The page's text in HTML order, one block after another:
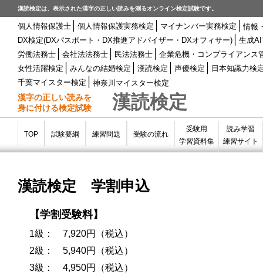
漢読検定は、表示された漢字の正しい読みを測るオンライン検定試験です。
個人情報保護士 個人情報保護実務検定 マイナンバー実務検定 │情報
DX検定(DXパスポート・DX推進アドバイザー・DXオフィサー)
生成
労働法務士
会社法法務士 民法法務士
企業危機・コンプライアンス
女性活躍検定
みんなの結婚検定 漢読検定 声優検定
日本知識力検
千葉マイスター検定
神奈川マイスター検定
漢字の正しい読みを
身に付ける検定試験
漢読検定
TOP 試験要綱 練習問題 受験の流れ
受験用
学習資料集
読み学習
練習サイト
漢読検定 学割申込
【学割受験料】
1級： 7,920円（税込）
2級： 5,940円（税込）
3級： 4,950円（税込）